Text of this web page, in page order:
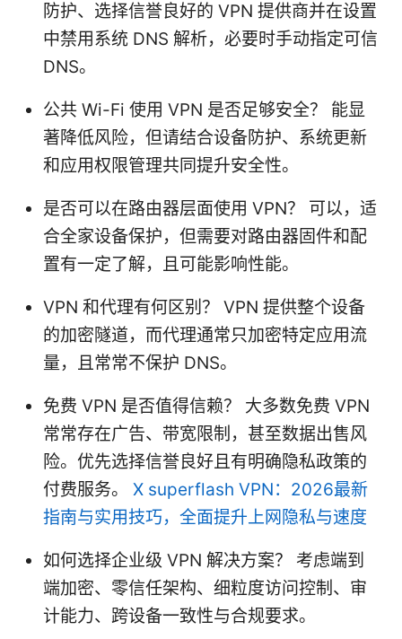
防护、选择信誉良好的 VPN 提供商并在设置
中禁用系统 DNS 解析，必要时手动指定可信
DNS。
公共 Wi-Fi 使用 VPN 是否足够安全？ 能显
著降低风险，但请结合设备防护、系统更新
和应用权限管理共同提升安全性。
是否可以在路由器层面使用 VPN？ 可以，适
合全家设备保护，但需要对路由器固件和配
置有一定了解，且可能影响性能。
VPN 和代理有何区别？ VPN 提供整个设备
的加密隧道，而代理通常只加密特定应用流
量，且常常不保护 DNS。
免费 VPN 是否值得信赖？ 大多数免费 VPN
常常存在广告、带宽限制，甚至数据出售风
险。优先选择信誉良好且有明确隐私政策的
付费服务。 X superflash VPN：2026最新
指南与实用技巧，全面提升上网隐私与速度
如何选择企业级 VPN 解决方案？ 考虑端到
端加密、零信任架构、细粒度访问控制、审
计能力、跨设备一致性与合规要求。